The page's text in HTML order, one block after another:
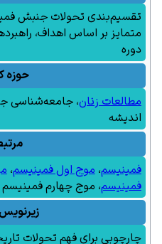
تقسیم‌بندی تحولات جنبش
متمایز بر اساس اهداف،
دوره
حوزه
مطالعات زنان، جامعه‌شناسی
اندیشه
فمینیسم، موج اول فمینیسم،
فمینیسم، موج چهارم فمینیسم
چارچوبی برای فهم تحولات